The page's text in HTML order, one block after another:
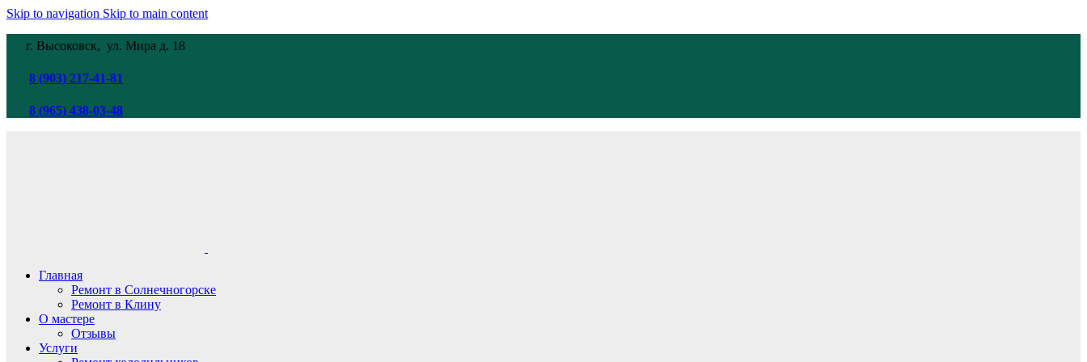
Skip to navigation Skip to main content
г. Высоковск, ул. Мира д. 18
8 (903) 217-41-81
8 (965) 438-03-48
Главная
Ремонт в Солнечногорске
Ремонт в Клину
О мастере
Отзывы
Услуги